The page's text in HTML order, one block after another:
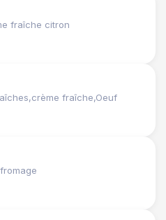
fraîche citron
fraîche,Oeuf